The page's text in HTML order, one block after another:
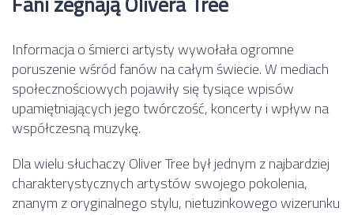
Informacja o śmierci artysty wywołała ogromne
poruszenie wśród fanów na całym świecie. W mediach
społecznościowych pojawiły się tysiące wpisów
upamiętniających jego twórczość, koncerty i wpływ na
współczesną muzykę.
Dla wielu słuchaczy Oliver Tree był jednym z najbardziej
charakterystycznych artystów swojego pokolenia,
znanym z oryginalnego stylu, nietuzinkowego wizerunku